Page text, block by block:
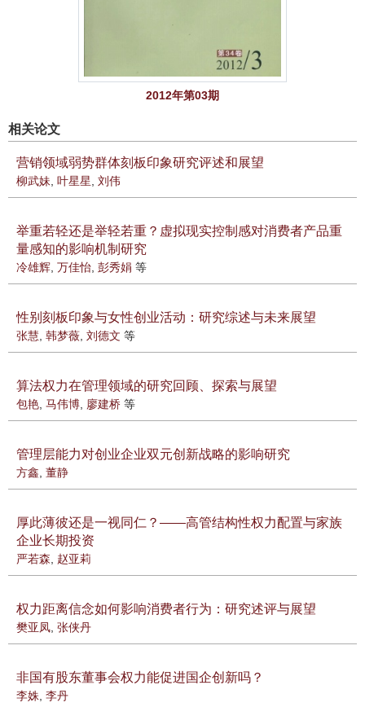
2012年第03期
相关论文
营销领域弱势群体刻板印象研究评述和展望
柳武妹, 叶星星, 刘伟
举重若轻还是举轻若重？虚拟现实控制感对消费者产品重
量感知的影响机制研究
冷雄辉, 万佳怡, 彭秀娟 等
性别刻板印象与女性创业活动：研究综述与未来展望
张慧, 韩梦薇, 刘德文 等
算法权力在管理领域的研究回顾、探索与展望
包艳, 马伟博, 廖建桥 等
管理层能力对创业企业双元创新战略的影响研究
方鑫, 董静
厚此薄彼还是一视同仁？——高管结构性权力配置与家族
企业长期投资
严若森, 赵亚莉
权力距离信念如何影响消费者行为：研究述评与展望
樊亚凤, 张侠丹
非国有股东董事会权力能促进国企创新吗？
李姝, 李丹